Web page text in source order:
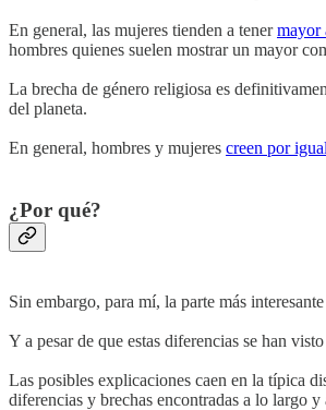
En general, las mujeres tienden a tenermayor
hombres quienes suelen mostrar un mayor
La brecha de género religiosa es
del planeta.
En general, hombres y mujeres creen por igual
¿Por qué?
Sin embargo, para mí, la parte más
Y a pesar de que estas diferencias se han visto
Las posibles explicaciones caen en la típica
diferencias y brechas encontradas a lo largo